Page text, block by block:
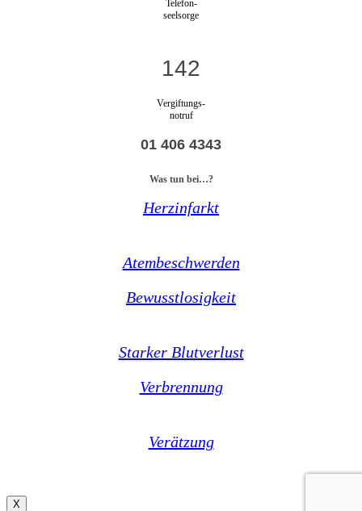
Telefon-
seelsorge
142
Vergiftungs-
notruf
01 406 4343
Was tun bei…?
Herzinfarkt
Atembeschwerden
Bewusstlosigkeit
Starker Blutverlust
Verbrennung
Verätzung
X